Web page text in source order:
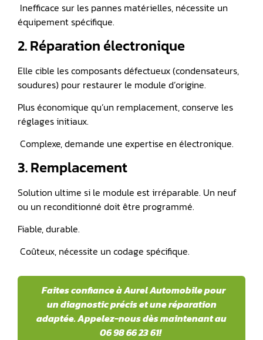
️ Inefficace sur les pannes matérielles, nécessite un
équipement spécifique.
2. Réparation électronique
Elle cible les composants défectueux (condensateurs,
soudures) pour restaurer le module d’origine.
Plus économique qu’un remplacement, conserve les
réglages initiaux.
️ Complexe, demande une expertise en électronique.
3. Remplacement
Solution ultime si le module est irréparable. Un neuf
ou un reconditionné doit être programmé.
Fiable, durable.
️ Coûteux, nécessite un codage spécifique.
Faites confiance à Aurel Automobile pour
un diagnostic précis et une réparation
adaptée. Appelez-nous dès maintenant au
06 98 66 23 61!